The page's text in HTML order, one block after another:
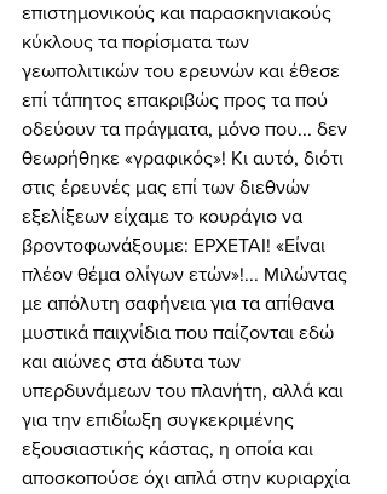
επιστημονικούς και παρασκηνιακούς
κύκλους τα πορίσματα των
γεωπολιτικών του ερευνών και έθεσε
επί τάπητος επακριβώς προς τα πού
οδεύουν τα πράγματα, μόνο που... δεν
θεωρήθηκε «γραφικός»! Κι αυτό, διότι
στις έρευνές μας επί των διεθνών
εξελίξεων είχαμε το κουράγιο να
βροντοφωνάξουμε: ΕΡΧΕΤΑΙ! «Είναι
πλέον θέμα ολίγων ετών»!... Μιλώντας
με απόλυτη σαφήνεια για τα απίθανα
μυστικά παιχνίδια που παίζονται εδώ
και αιώνες στα άδυτα των
υπερδυνάμεων του πλανήτη, αλλά και
για την επιδίωξη συγκεκριμένης
εξουσιαστικής κάστας, η οποία και
αποσκοπούσε όχι απλά στην κυριαρχία